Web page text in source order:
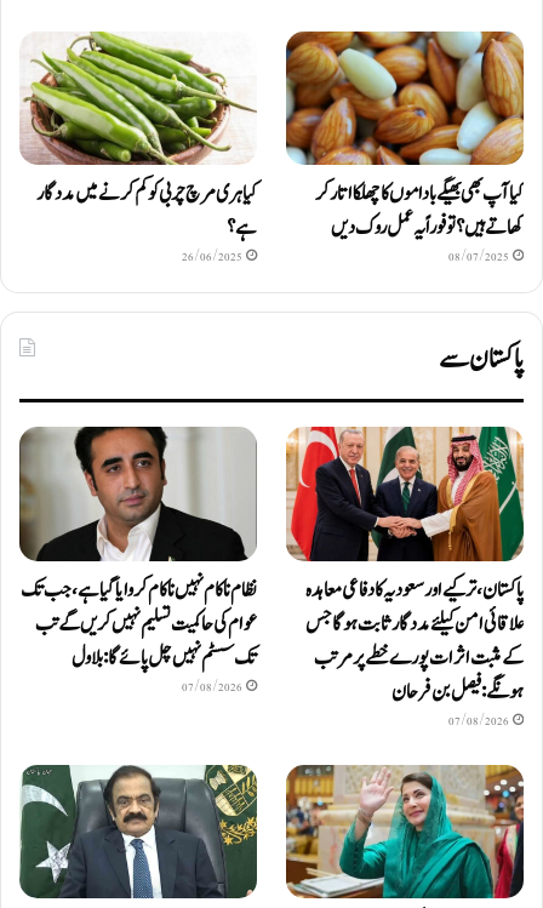
کیا آپ بھی بھیگے باداموں کا چھلکا اتار کر
کھاتے ہیں؟ تو فوراً یہ عمل روک دیں
08/07/2025
کیا ہری مرچ چربی کو کم کرنے میں مددگار
ہے؟
26/06/2025
پاکستان سے
پاکستان، ترکیے اور سعودیہ کا دفاعی معاہدہ
علاقائی امن کیلئے مددگار ثابت ہوگا جس
کے مثبت اثرات پورے خطے پر مرتب
ہونگے: فیصل بن فرحان
07/08/2026
نظام ناکام نہیں ناکام کروایاگیا ہے، جب تک
عوام کی حاکمیت تسلیم نہیں کریں گے تب
تک سسٹم نہیں چل پائےگا: بلاول
07/08/2026